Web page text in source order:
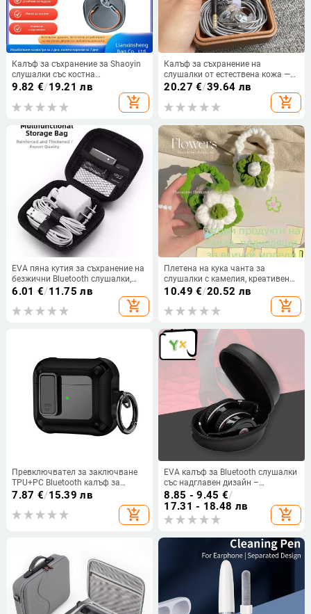
Калъф за съхранение за Shaoyin
слушалки със костна
проводимост (S803, S810, S820,
9.82 €/19.21 лв
add_shopping_cart
Калъф за съхранение на
слушалки от естествена кожа —
удароустойчив корпус за жични
слушалки, преносим защитен
калъф, многофункционална
20.27 €/39.64 лв
add_shopping_cart
EVA пяна кутия за съхранение на
безжични Bluetooth слушалки,
зарядно и кабел за данни,
бръснач, USB флаш памет и
външна батерия
6.01 €/11.75 лв
add_shopping_cart
Плетена на кука чанта за
слушалки с камелия, креативен
Bluetooth защитен калъф за
10.49 €/20.52 лв
add_shopping_cart
Превключвател за заключване
TPU+PC Bluetooth калъф за
слушалки за Airpods 3 2021 Pro 2
Луксозен брониран калъф за
слушалки за Airpods 1/2/Pro
7.87 €/15.39 лв
add_shopping_cart
EVA калъф за Bluetooth слушалки
със надглавен дизайн –
удароустойчива и устойчив на
натиск, преносима кутия за
опаковка
8.85 - 9.45 €/
17.31 - 18.48 лв
add_shopping_cart